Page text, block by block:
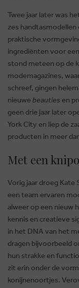
Twee jaar later was
zes handtasmodellen
praktische
ingrediënten voor
stond meteen op de
modemagazines,
schreef, gingen
nieuwe beauties en
geen drie jaar later
York City en liep de
producten in meer
Met een
Vorig jaar droeg Kate
een team ervaren
alweer op een nieuw
kennis en creatieve
in het DNA van het
dragen bijvoorbeeld
hun strakke en
zit erin onder de
konijnenoortjes.